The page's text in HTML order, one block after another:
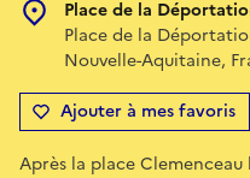
Place de la
Place de la
Nouvelle-Aquitaine,
Ajouter à mes favoris
Après la place Clemenceau